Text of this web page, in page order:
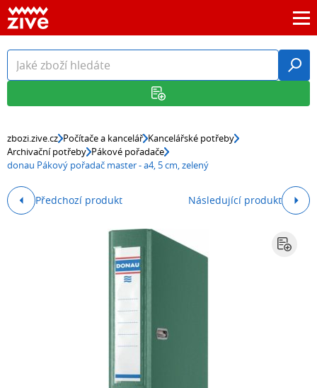
zbozi.zive.cz Počítače a kancelář Kancelářské potřeby
Archivační potřeby Pákové pořadače
donau Pákový pořadač master - a4, 5 cm, zelený
Předchozí produkt Následující produkt